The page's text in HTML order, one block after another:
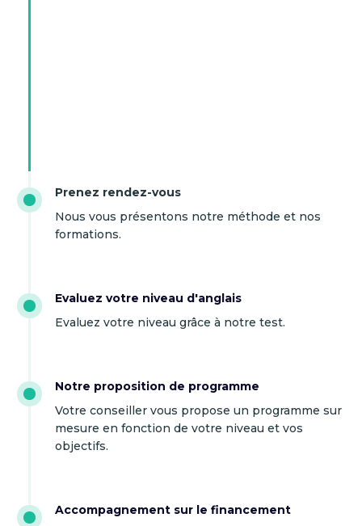
Prenez rendez-vous
Nous vous présentons notre méthode et nos
formations.
Evaluez votre niveau d'anglais
Evaluez votre niveau grâce à notre test.
Notre proposition de programme
Votre conseiller vous propose un programme sur
mesure en fonction de votre niveau et vos
objectifs.
Accompagnement sur le financement